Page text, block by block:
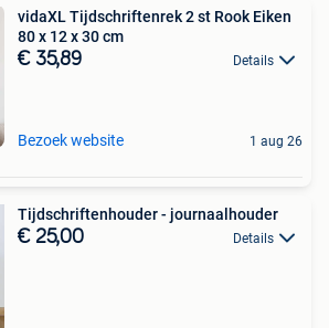
vidaXL Tijdschriftenrek 2 st Rook Eiken
80 x 12 x 30 cm
€ 35,89 Details
Bezoek website 1 aug 26
Tijdschriftenhouder - journaalhouder
€ 25,00 Details